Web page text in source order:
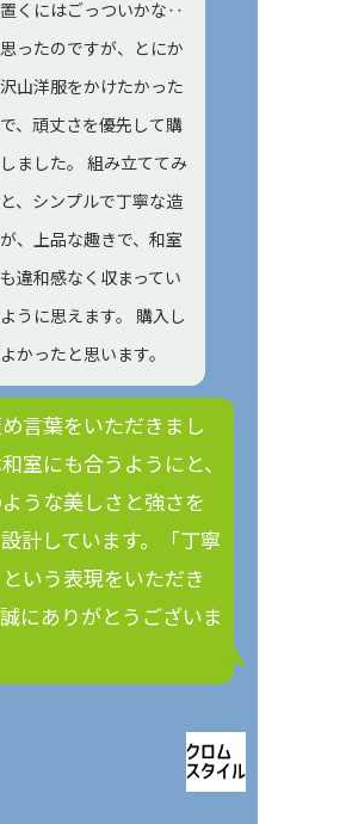
くにはごっついかな‥
ったのですが、とにか
沢山洋服をかけたかった
、頑丈さを優先して購
ました。 組み立ててみ
、シンプルで丁寧な造
が、上品な趣きで、和室
違和感なく収まってい
うに思えます。 購入し
かったと思います。
言葉をいただきまし
室にも合うようにと、
うな美しさと強さを
計しています。「丁寧
いう表現をいただき
にありがとうございま